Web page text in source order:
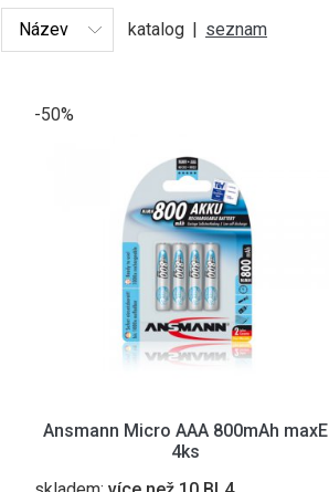
katalog | seznam
-50%
Ansmann Micro AAA 800mAh maxE
4ks